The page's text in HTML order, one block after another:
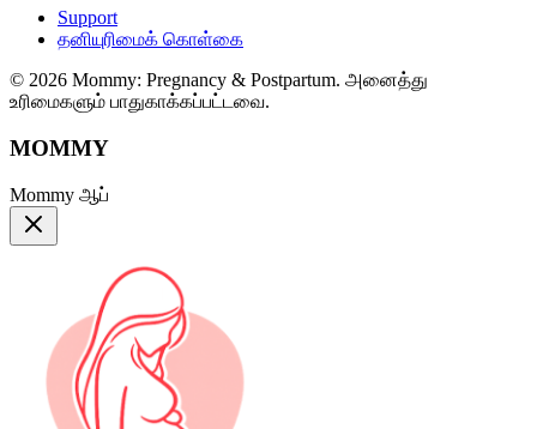
Support
தனியுரிமைக் கொள்கை
© 2026 Mommy: Pregnancy & Postpartum. அனைத்து
உரிமைகளும் பாதுகாக்கப்பட்டவை.
MOMMY
Mommy ஆப்